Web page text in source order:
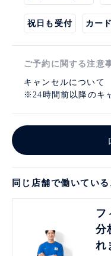
祝日も受付 カー
ご予約に関する注意
キャンセルについて
※24時間前以降のキ
同じ店舗で働いてい
分
れ